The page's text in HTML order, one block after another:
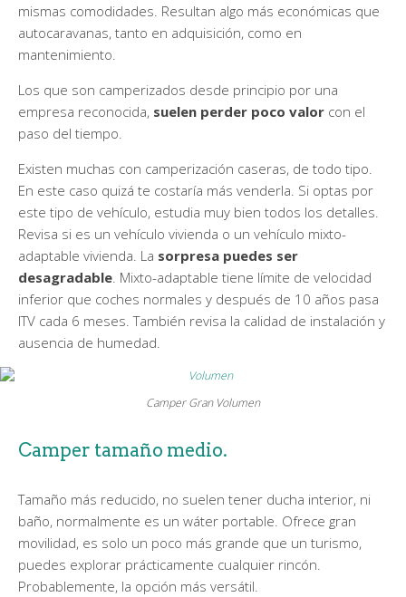
mismas comodidades. Resultan algo más económicas que
autocaravanas, tanto en adquisición, como en
mantenimiento.
Los que son camperizados desde principio por una
empresa reconocida, suelen perder poco valor con el
paso del tiempo.
Existen muchas con camperización caseras, de todo tipo.
En este caso quizá te costaría más venderla. Si optas por
este tipo de vehículo, estudia muy bien todos los detalles.
Revisa si es un vehículo vivienda o un vehículo mixto-
adaptable vivienda. La sorpresa puedes ser
desagradable. Mixto-adaptable tiene límite de velocidad
inferior que coches normales y después de 10 años pasa
ITV cada 6 meses. También revisa la calidad de instalación y
ausencia de humedad.
Camper Gran Volumen
Camper tamaño medio.
Tamaño más reducido, no suelen tener ducha interior, ni
baño, normalmente es un wáter portable. Ofrece gran
movilidad, es solo un poco más grande que un turismo,
puedes explorar prácticamente cualquier rincón.
Probablemente, la opción más versátil.